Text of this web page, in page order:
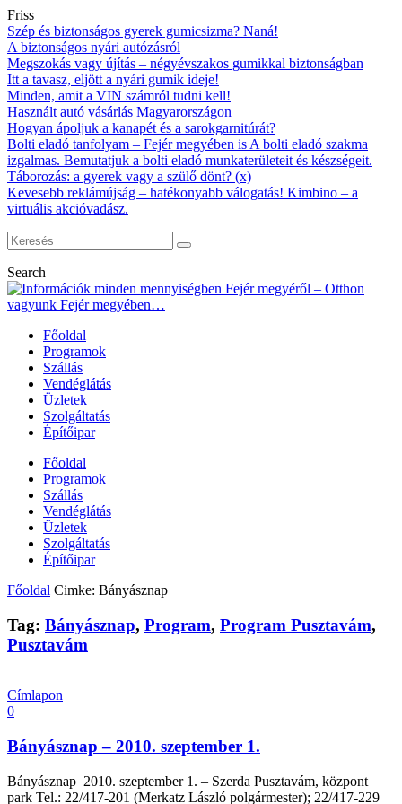
Friss
Szép és biztonságos gyerek gumicsizma? Naná!
A biztonságos nyári autózásról
Megszokás vagy újítás – négyévszakos gumikkal biztonságban
Itt a tavasz, eljött a nyári gumik ideje!
Minden, amit a VIN számról tudni kell!
Használt autó vásárlás Magyarországon
Hogyan ápoljuk a kanapét és a sarokgarnitúrát?
Bolti eladó tanfolyam – Fejér megyében is A bolti eladó szakma
izgalmas. Bemutatjuk a bolti eladó munkaterületeit és készségeit.
Táborozás: a gyerek vagy a szülő dönt? (x)
Kevesebb reklámújság – hatékonyabb válogatás! Kimbino – a
virtuális akcióvadász.
Search
Főoldal
Programok
Szállás
Vendéglátás
Üzletek
Szolgáltatás
Építőipar
Főoldal
Programok
Szállás
Vendéglátás
Üzletek
Szolgáltatás
Építőipar
Főoldal Cimke: Bányásznap
Tag: Bányásznap, Program, Program Pusztavám,
Pusztavám
Címlapon
0
Bányásznap – 2010. szeptember 1.
Bányásznap 2010. szeptember 1. – Szerda Pusztavám, központ
park Tel.: 22/417-201 (Merkatz László polgármester); 22/417-229